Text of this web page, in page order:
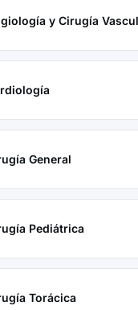
y Cirugía
General
Pediátrica
Torácica